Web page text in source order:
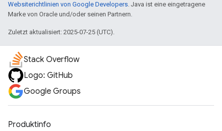
Websiterichtlinien von Google Developers. Java ist eine eingetragene
Marke von Oracle und/oder seinen Partnern.
Zuletzt aktualisiert: 2025-07-25 (UTC).
Stack Overflow
Logo: GitHub
Google Groups
Produktinfo